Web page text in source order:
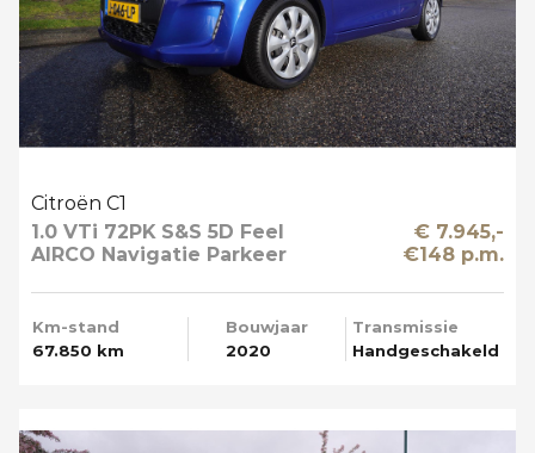
Citroën C1
1.0 VTi 72PK S&S 5D Feel
AIRCO Navigatie Parkeer
€ 7.945,-
€148 p.m.
Km-stand
67.850 km
Bouwjaar
2020
Transmissie
Handgeschakeld